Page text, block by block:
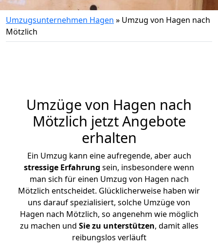
Umzugsunternehmen Hagen » Umzug von Hagen nach
Mötzlich
Umzüge von Hagen nach
Mötzlich jetzt Angebote
erhalten
Ein Umzug kann eine aufregende, aber auch
stressige Erfahrung sein, insbesondere wenn
man sich für einen Umzug von Hagen nach
Mötzlich entscheidet. Glücklicherweise haben wir
uns darauf spezialisiert, solche Umzüge von
Hagen nach Mötzlich, so angenehm wie möglich
zu machen und Sie zu unterstützen, damit alles
reibungslos verläuft